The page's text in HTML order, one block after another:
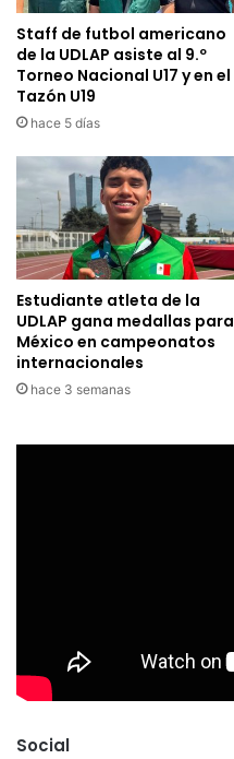
Staff de futbol americano
de la UDLAP asiste al 9.º
Torneo Nacional U17 y en el
Tazón U19
hace 5 días
Estudiante atleta de la
UDLAP gana medallas para
México en campeonatos
internacionales
hace 3 semanas
Social